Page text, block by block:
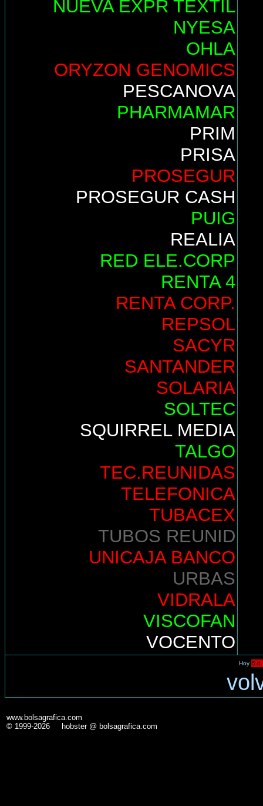
NUEVA EXPR TEXTIL
NYESA
OHLA
ORYZON GENOMICS
PESCANOVA
PHARMAMAR
PRIM
PRISA
PROSEGUR
PROSEGUR CASH
PUIG
REALIA
RED ELE.CORP
RENTA 4
RENTA CORP.
REPSOL
SACYR
SANTANDER
SOLARIA
SOLTEC
SQUIRREL MEDIA
TALGO
TEC.REUNIDAS
TELEFONICA
TUBACEX
TUBOS REUNID
UNICAJA BANCO
URBAS
VIDRALA
VISCOFAN
VOCENTO
Hoy 5 d.
www.bolsagrafica.com
© 1999-2026 hobster @ bolsagrafica.com